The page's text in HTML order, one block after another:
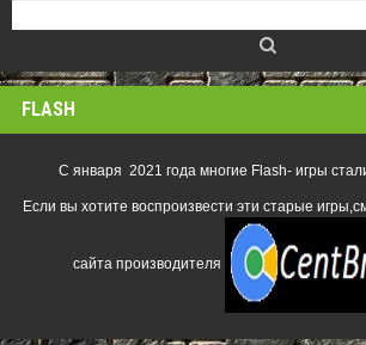
FLASH
С января 2021 года многие Flash- игры
Если вы хотите воспроизвести эти старые
сайта производителя